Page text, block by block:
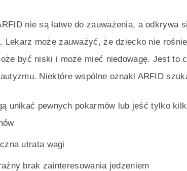
nie są łatwe do zauważenia, a odkrywa
Lekarz może zauważyć, że dziecko nie
być niski i może mieć niedowagę. Jest to
Niektóre wspólne oznaki ARFID
unikać pewnych pokarmów lub jeść tylko
utrata wagi
brak zainteresowania jedzeniem